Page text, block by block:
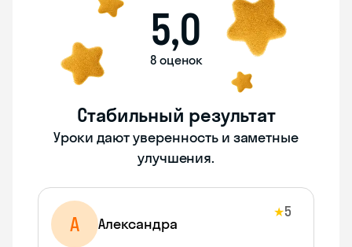
5,0
8 оценок
Стабильный результат
Уроки дают уверенность и заметные
улучшения.
А Александра
★5